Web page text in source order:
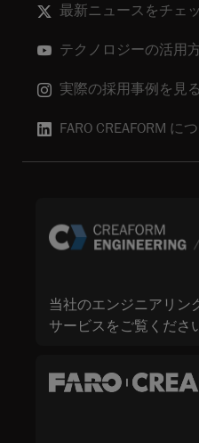
最新ニュースをチェ
テクノロジーの活用
実際の採用事例を見る
FARO CREAFORM
当社のエンジニアリン
サービスをご覧くださ